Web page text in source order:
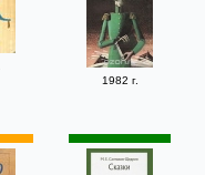
1982 г.